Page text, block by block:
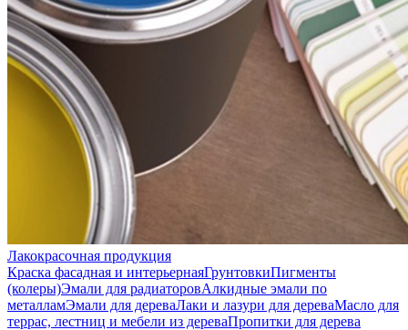
Лакокрасочная продукция
Краска фасадная и интерьернаяГрунтовкиПигменты
(колеры)Эмали для радиаторовАлкидные эмали по
металламЭмали для дереваЛаки и лазури для дереваМасло для
террас, лестниц и мебели из дереваПропитки для дерева